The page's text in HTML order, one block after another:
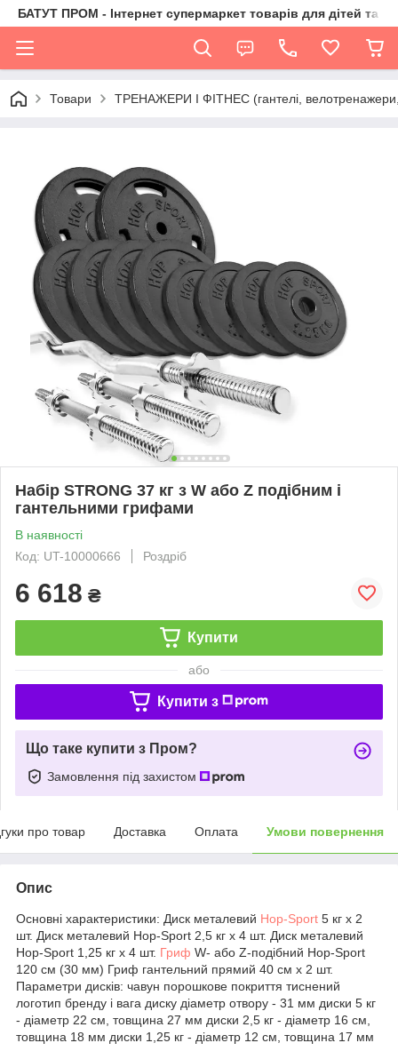
БАТУТ ПРОМ - Інтернет супермаркет товарів для дітей та їх
Товари ТРЕНАЖЕРИ І ФІТНЕС (гантелі, велотренажери,
Набір STRONG 37 кг з W або Z подібним і
гантельними грифами
В наявності
Код: UT-10000666
Роздріб
6 618 ₴
Купити
або
Купити з
Що таке купити з Пром?
Замовлення під захистом
про товар Доставка Оплата Умови повернення
Опис
Основні характеристики: Диск металевий Hop-Sport 5 кг x 2
шт. Диск металевий Hop-Sport 2,5 кг х 4 шт. Диск металевий
Hop-Sport 1,25 кг х 4 шт. Гриф W- або Z-подібний Hop-Sport
120 см (30 мм) Гриф гантельний прямий 40 см х 2 шт.
Параметри дисків: чавун порошкове покриття тиснений
логотип бренду і вага диску діаметр отвору - 31 мм диски 5 кг
- діаметр 22 см, товщина 27 мм диски 2,5 кг - діаметр 16 см,
товщина 18 мм диски 1,25 кг - діаметр 12 см, товщина 17 мм